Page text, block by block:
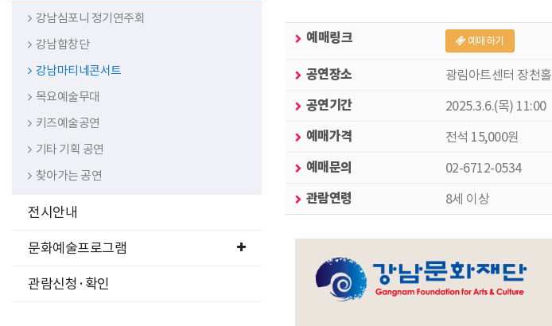
강남심포니 정기연주회
강남합창단
강남마티네콘서트
목요예술무대
키즈예술공연
기타 기획 공연
찾아가는 공연
전시안내
문화예술프로그램
관람신청·확인
예매링크 예매하기
공연장소 광림아트센터 장천홀
공연기간 2025.3.6.(목) 11:00
예매가격 전석 15,000원
예매문의 02-6712-0534
관람연령 8세 이상